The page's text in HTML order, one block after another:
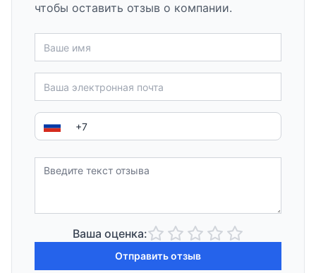
чтобы оставить отзыв о компании.
Ваша оценка:
Отправить отзыв